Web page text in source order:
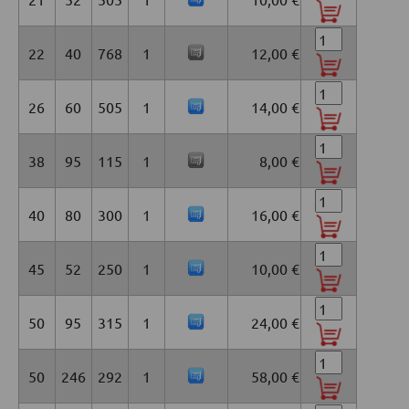
22 40 768 1 12,00 €
26 60 505 1 14,00 €
38 95 115 1 8,00 €
40 80 300 1 16,00 €
45 52 250 1 10,00 €
50 95 315 1 24,00 €
50 246 292 1 58,00 €